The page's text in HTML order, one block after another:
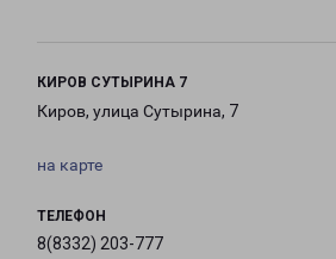
КИРОВ СУТЫРИНА 7
Киров, улица Сутырина, 7
на карте
ТЕЛЕФОН
8(8332) 203-777